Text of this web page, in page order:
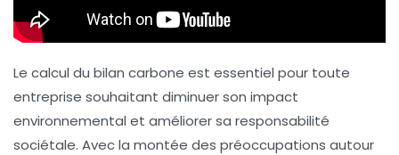
Le calcul du bilan carbone est essentiel pour toute
entreprise souhaitant diminuer son impact
environnemental et améliorer sa responsabilité
sociétale. Avec la montée des préoccupations autour